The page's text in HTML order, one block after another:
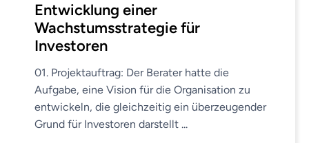
Entwicklung einer
Wachstumsstrategie für
Investoren
01. Projektauftrag: Der Berater hatte die
Aufgabe, eine Vision für die Organisation zu
entwickeln, die gleichzeitig ein überzeugender
Grund für Investoren darstellt ...